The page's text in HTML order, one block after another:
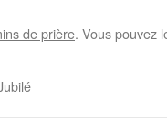
de prière. Vous pouvez